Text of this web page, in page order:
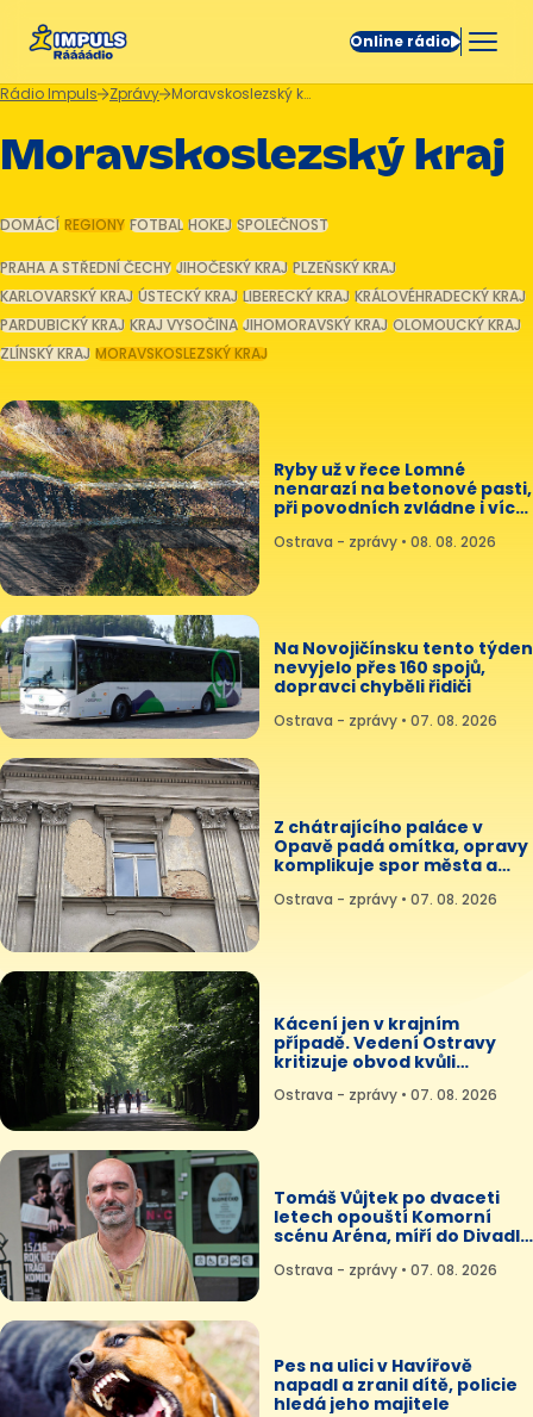
Online rádio
Rádio Impuls Zprávy Moravskoslezský kraj
Moravskoslezský kraj
DOMÁCÍ REGIONY FOTBAL HOKEJ SPOLEČNOST
PRAHA A STŘEDNÍ ČECHY JIHOČESKÝ KRAJ PLZEŇSKÝ KRAJ
KARLOVARSKÝ KRAJ ÚSTECKÝ KRAJ LIBERECKÝ KRAJ KRÁLOVÉHRADECKÝ KRAJ
PARDUBICKÝ KRAJ KRAJ VYSOČINA JIHOMORAVSKÝ KRAJ OLOMOUCKÝ KRAJ
ZLÍNSKÝ KRAJ MORAVSKOSLEZSKÝ KRAJ
Ryby už v řece Lomné
nenarazí na betonové pasti,
při povodních zvládne i více
Ostrava - zprávy • 08. 08. 2026
Na Novojičínsku tento týden
nevyjelo přes 160 spojů,
dopravci chyběli řidiči
Ostrava - zprávy • 07. 08. 2026
Z chátrajícího paláce v
Opavě padá omítka, opravy
komplikuje spor města a
Ostrava - zprávy • 07. 08. 2026
Kácení jen v krajním
případě. Vedení Ostravy
kritizuje obvod kvůli
Ostrava - zprávy • 07. 08. 2026
Tomáš Vůjtek po dvaceti
letech opouští Komorní
scénu Aréna, míří do Divadla
Ostrava - zprávy • 07. 08. 2026
Pes na ulici v Havířově
napadl a zranil dítě, policie
hledá jeho majitele